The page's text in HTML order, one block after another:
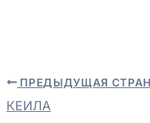
Навигация
по
ПРЕДЫДУЩАЯ
КЕИЛА